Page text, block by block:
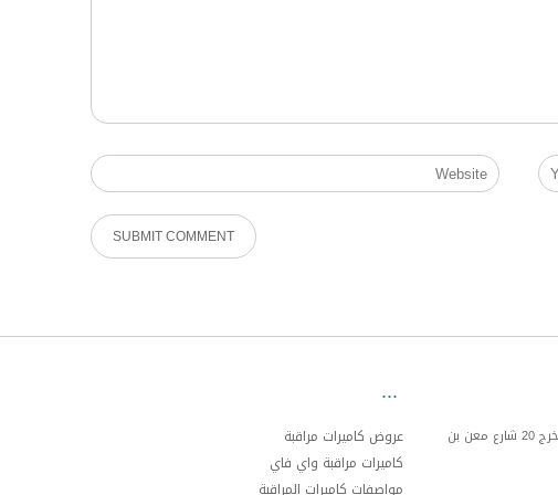
العنوان الرياض الدائري الجنوبي مخرج 20 شارع معن بن
عروض كاميرات مراقبة
كاميرات مراقبة واي فاي
مواصفات كاميرات المراقبة